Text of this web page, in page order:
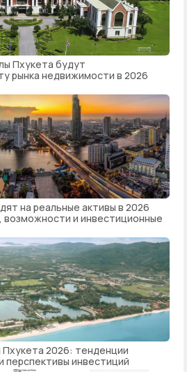
Пхукета будут
рынка недвижимости в 2026
на реальные активы в 2026
и инвестиционные
2026: тенденции
перспективы инвестиций